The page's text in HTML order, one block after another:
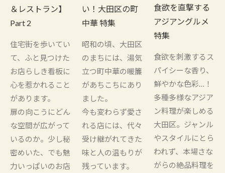
＆レストラン】
Part 2
住宅街を歩いてい
て、ふと見つけた
お店らしき看板に
心を惹かれること
があります。
扉の向こうにどん
な空間が広がって
いるのか。少し秘
密めいた、でも魅
力いっぱいのお店
い！大田区の町
中華 特集
昭和の頃、大田区
のまちには、湯気
立つ町中華の暖簾
があちこちにあり
ました。
今も変わらず愛さ
れる店には、代々
受け継がれてきた
味と人の温もりが
残っています。
食欲を直撃する
アジアングルメ
特集
食欲を刺激するス
パイシーな香り、
鮮やかな色彩…！
多種多様なアジア
ン料理が楽しめる
大田区。ジャンル
やスタイルにとら
われず、本場さな
がらの絶品料理を